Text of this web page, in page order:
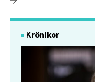
Krönikor